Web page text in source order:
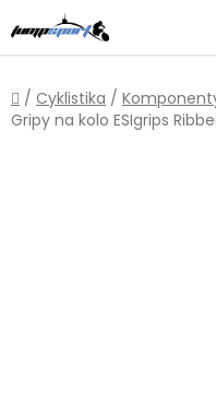
na
obsah
Domů
/ Cyklistika /
Gripy na kolo ESIgrips